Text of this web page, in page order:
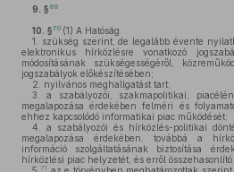
9. § 69
10. §70 (1) A Hatóság
1.
szükség szerint, de legalább évente
elektronikus hírközlésre vonatkozó
módosításának szükségességéről,
jogszabályok előkészítésében;
2.
nyilvános meghallgatást tart;
3.
a szabályozói, szakmapolitikai,
megalapozása érdekében felméri és
ehhez kapcsolódó informatikai piac működését;
4.
a szabályozói és hírközlés-politikai
megalapozása érdekében, továbbá a
információ szolgáltatásának biztosítása
hírközlési piac helyzetét, és erről
71